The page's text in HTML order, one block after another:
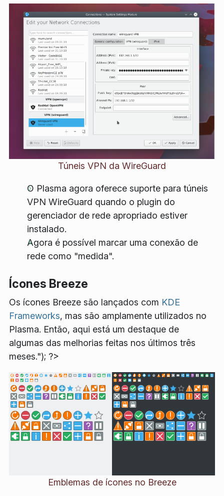
Túneis VPN da WireGuard
O Plasma agora oferece suporte para túneis
VPN WireGuard quando o plugin do
gerenciador de rede apropriado estiver
instalado.
Agora é possível marcar uma conexão de
rede como "medida".
Ícones Breeze
Os ícones Breeze são lançados com KDE
Frameworks, mas são amplamente utilizados no
Plasma. Então, aqui está um destaque de
algumas das melhorias feitas nos últimos três
meses."); ?>
Emblemas de ícones no Breeze